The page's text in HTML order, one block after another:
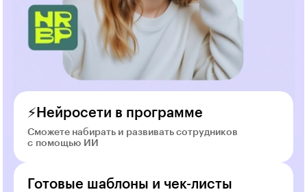
⚡Нейросети в программе
Сможете набирать и развивать сотрудников
с помощью ИИ
Готовые шаблоны и чек-листы